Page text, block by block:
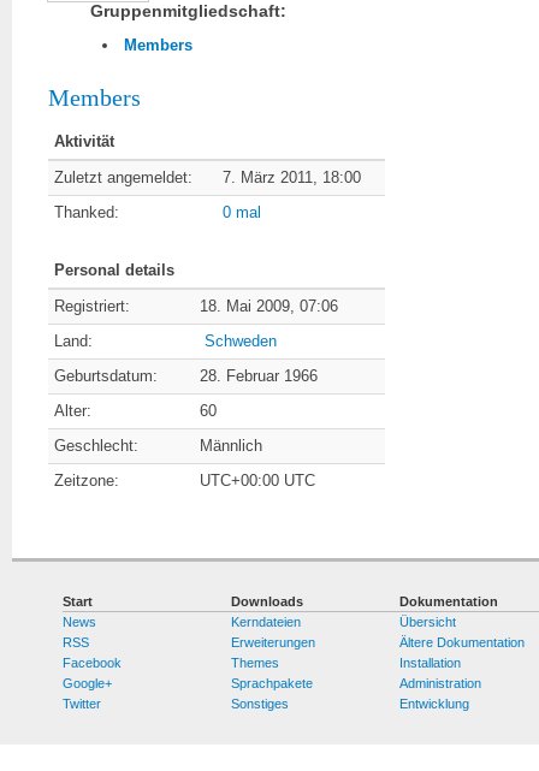
Gruppenmitgliedschaft:
Members
Members
Aktivität
Zuletzt angemeldet:
7. März 2011, 18:00
Thanked:
0 mal
Personal details
Registriert:
18. Mai 2009, 07:06
Land:
Schweden
Geburtsdatum:
28. Februar 1966
Alter:
60
Geschlecht:
Männlich
Zeitzone:
UTC+00:00 UTC
Start
News
RSS
Facebook
Google+
Twitter
Downloads
Kerndateien
Erweiterungen
Themes
Sprachpakete
Sonstiges
Dokumentation
Übersicht
Ältere Dokumentation
Installation
Administration
Entwicklung